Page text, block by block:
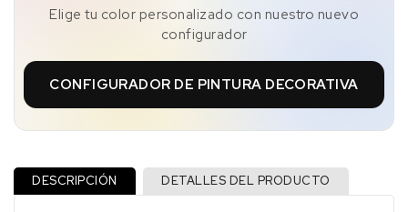
Elige tu color personalizado con nuestro nuevo
configurador
CONFIGURADOR DE PINTURA DECORATIVA
DESCRIPCIÓN DETALLES DEL PRODUCTO